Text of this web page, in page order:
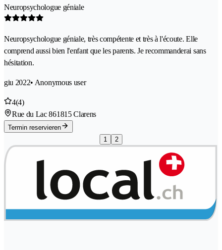
Neuropsychologue géniale
Neuropsychologue géniale, très compétente et très à l'écoute. Elle
comprend aussi bien l'enfant que les parents. Je recommanderai sans
hésitation.
giu 2022• Anonymous user
4(4)
Rue du Lac 861815 Clarens
Termin reservieren
1
2